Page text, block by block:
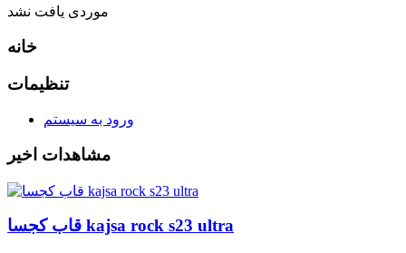
موردی یافت نشد
خانه
تنظیمات
ورود به سیستم
مشاهدات اخیر
قاب کجسا kajsa rock s23 ultra